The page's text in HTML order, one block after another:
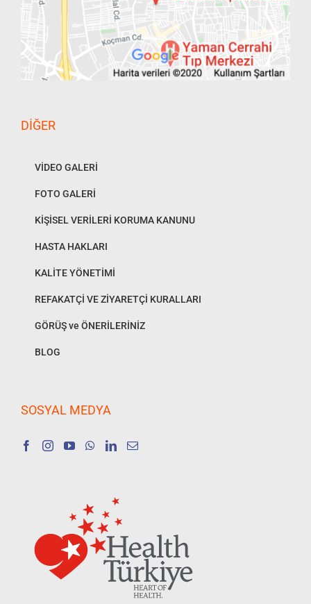
DIĞER
VİDEO GALERİ
FOTO GALERİ
KİŞİSEL VERİLERİ KORUMA KANUNU
HASTA HAKLARI
KALİTE YÖNETİMİ
REFAKATÇİ VE ZİYARETÇİ KURALLARI
GÖRÜŞ ve ÖNERİLERİNİZ
BLOG
SOSYAL MEDYA